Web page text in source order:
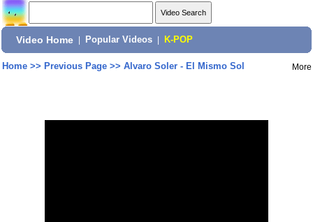
Video Home Popular Videos K-POP
Home>> Previous Page>> Alvaro Soler - El Mismo Sol More